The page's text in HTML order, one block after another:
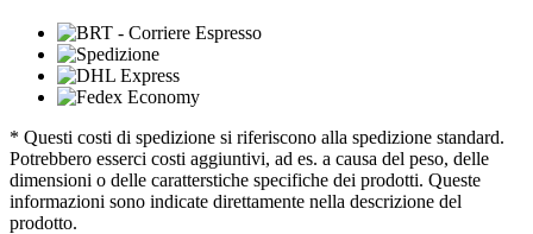
* Questi costi di spedizione si riferiscono alla spedizione standard.
Potrebbero esserci costi aggiuntivi, ad es. a causa del peso, delle
dimensioni o delle caratterstiche specifiche dei prodotti. Queste
informazioni sono indicate direttamente nella descrizione del
prodotto.